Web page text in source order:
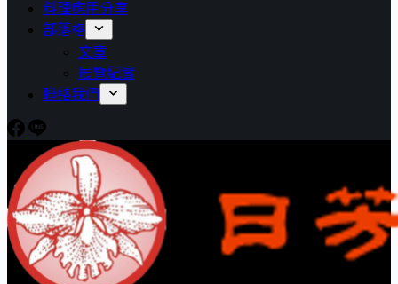
料理應用分享
部落格
文章
展覽紀實
聯絡我們